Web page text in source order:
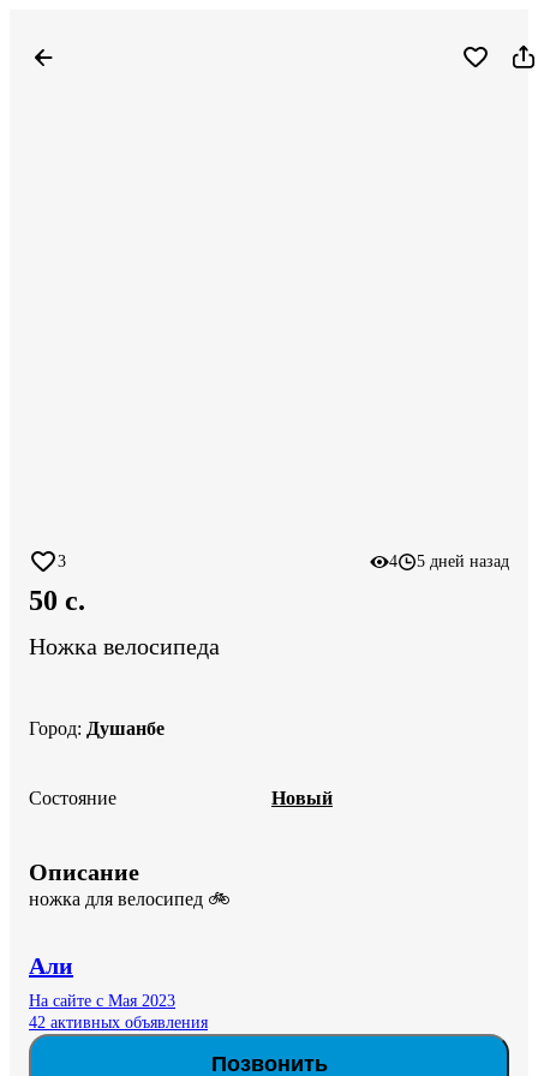
3 4 5 дней назад
50 c.
Ножка велосипеда
Город: Душанбе
Состояние Новый
Описание
ножка для велосипед 🚲
Али
На сайте с Мая 2023
42 активных объявления
Позвонить